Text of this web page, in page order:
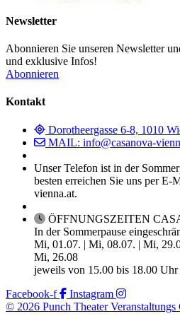
Newsletter
Abonnieren Sie unseren Newsletter
und exklusive Infos!
Abonnieren
Kontakt
Dorotheergasse 6-8, 1010
MAIL: info@casanova-
Unser Telefon ist in der
besten erreichen Sie uns per E-
vienna.at.
ÖFFNUNGSZEITEN
In der Sommerpause
Mi, 01.07. | Mi, 08.07. | Mi,
Mi, 26.08
jeweils von 15.00 bis 18.00 Uhr
Facebook-f
Instagram
© 2026 Punch Theater Veranstaltungs